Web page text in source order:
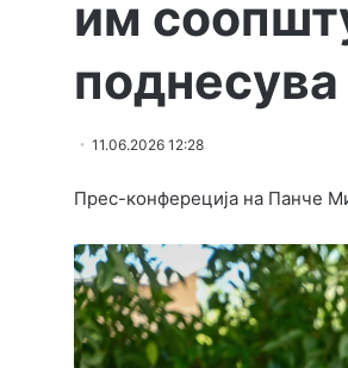
им
11.06.2026 12:28
Прес-конфереција на Панче